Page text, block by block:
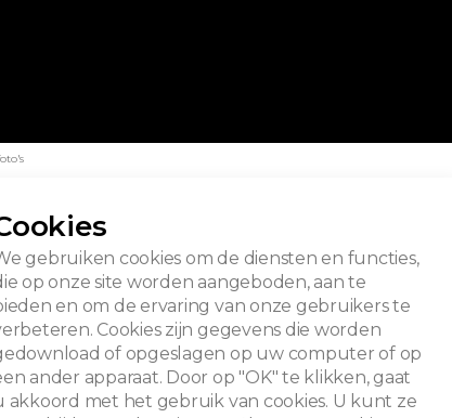
gebruiken cookies om de diensten en functies,
op onze site worden aangeboden, aan te
en om de ervaring van onze gebruikers te
Cookies zijn gegevens die worden
of opgeslagen op uw computer of op
ander apparaat. Door op "OK" te klikken, gaat
akkoord met het gebruik van cookies. U kunt ze